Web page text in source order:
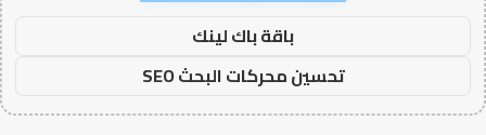
باقة باك لينك
تحسين محركات البحث SEO